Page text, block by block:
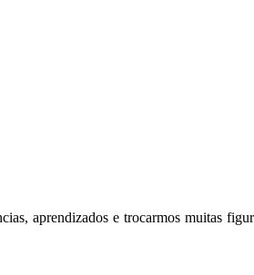
aprendizados e trocarmos muitas